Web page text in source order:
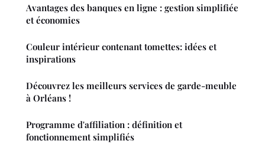
Avantages des banques en ligne : gestion simplifiée
et économies
Couleur intérieur contenant tomettes: idées et
inspirations
Découvrez les meilleurs services de garde-meuble
à Orléans !
Programme d'affiliation : définition et
fonctionnement simplifiés